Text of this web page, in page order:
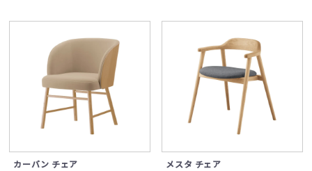
カーバン チェア
メスタ チェア